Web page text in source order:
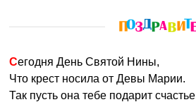
Сегодня День Святой Нины,
Что крест носила от Девы Марии.
Так пусть она тебе подарит счастье